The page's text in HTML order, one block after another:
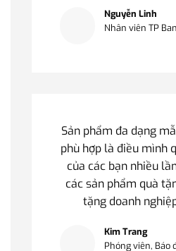
Nguyễn Linh
Nhân viên TP
Sản phẩm đa dạng
phù hợp là điều mình
của các bạn nhiều
các sản phẩm quà
tặng doanh
Kim Trang
Phóng viên, Báo